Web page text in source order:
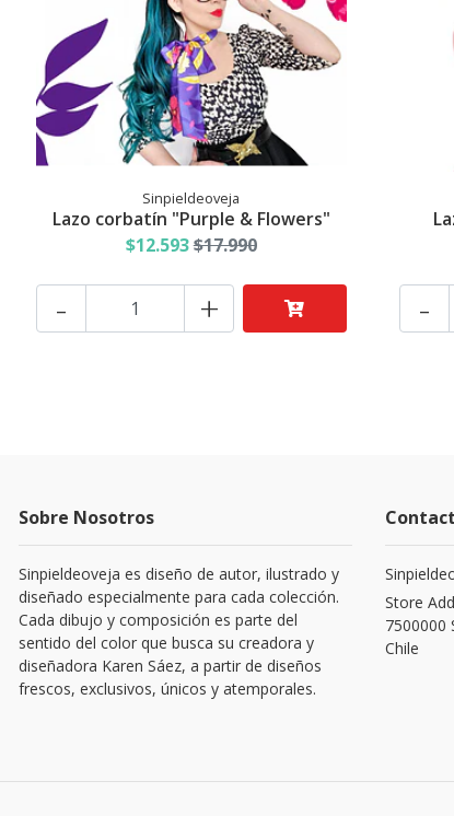
Sinpieldeoveja
Lazo corbatín "Purple & Flowers"
$12.593$17.990
- + -
Sobre Nosotros
Sinpieldeoveja es diseño de autor, ilustrado y
diseñado especialmente para cada colección.
Cada dibujo y composición es parte del
sentido del color que busca su creadora y
diseñadora Karen Sáez, a partir de diseños
frescos, exclusivos, únicos y atemporales.
Store
7500000
Chile